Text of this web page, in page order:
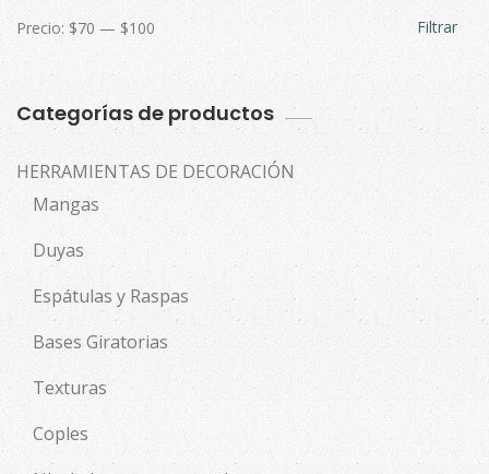
Filtrar
Precio: $70 — $100
Categorías de productos
HERRAMIENTAS DE DECORACIÓN
Mangas
Duyas
Espátulas y Raspas
Bases Giratorias
Texturas
Coples